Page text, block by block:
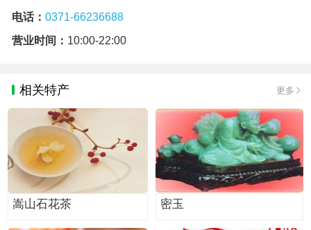
电话： 0371-66236688
营业时间： 10:00-22:00
相关特产 更多
嵩山石花茶 密玉